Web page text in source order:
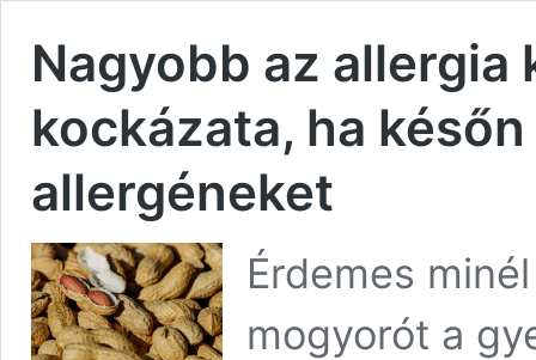
Nagyobb az allergia
kockázata, ha
allergéneket
Érdemes
mogyorót a